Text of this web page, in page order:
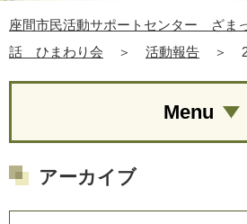
座間市民活動サポートセンター ざま
話 ひまわり会
＞ 活動報告 ＞
Menu
アーカイブ